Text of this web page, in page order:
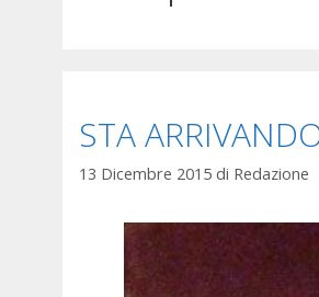
STA
13 Dicembre 2015 di Redazione